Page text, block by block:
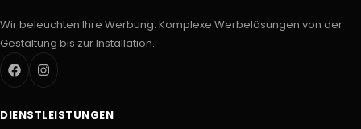
Wir beleuchten Ihre Werbung. Komplexe Werbelösungen von der
Gestaltung bis zur Installation.
DIENSTLEISTUNGEN